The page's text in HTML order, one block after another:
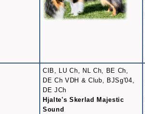
CIB, LU Ch, NL Ch, BE Ch,
DE Ch VDH & Club, BJSg'04,
DE JCh
Hjalte's Skerlad Majestic
Sound